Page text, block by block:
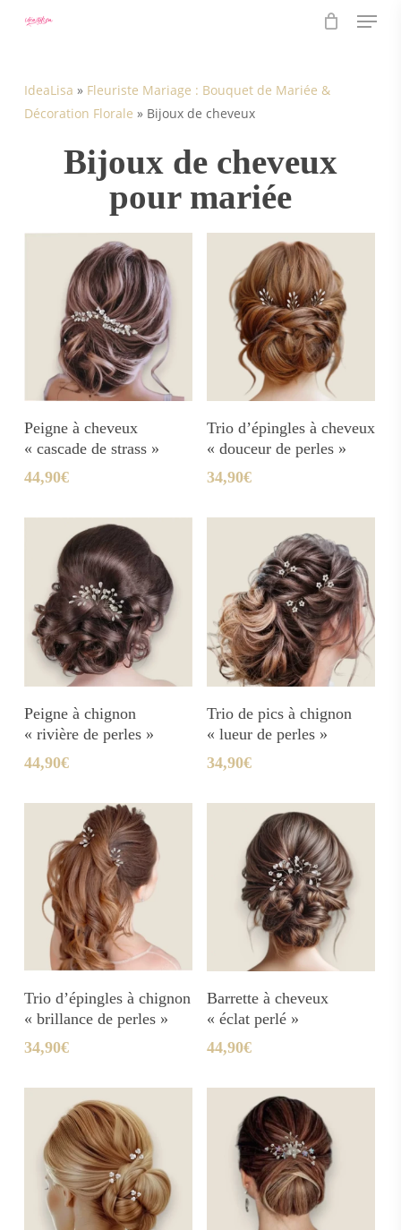
Menu
IdeaLisa » Fleuriste Mariage : Bouquet de Mariée &
Décoration Florale » Bijoux de cheveux
Bijoux de cheveux
pour mariée
Ajouter Au Panier
Peigne à cheveux
« cascade de strass »
44,90€
Ajouter Au Panier
Trio d’épingles à cheveux
« douceur de perles »
34,90€
Ajouter Au Panier
Peigne à chignon
« rivière de perles »
44,90€
Ajouter Au Panier
Trio de pics à chignon
« lueur de perles »
34,90€
Ajouter Au Panier
Trio d’épingles à chignon
« brillance de perles »
34,90€
Ajouter Au Panier
Barrette à cheveux
« éclat perlé »
44,90€